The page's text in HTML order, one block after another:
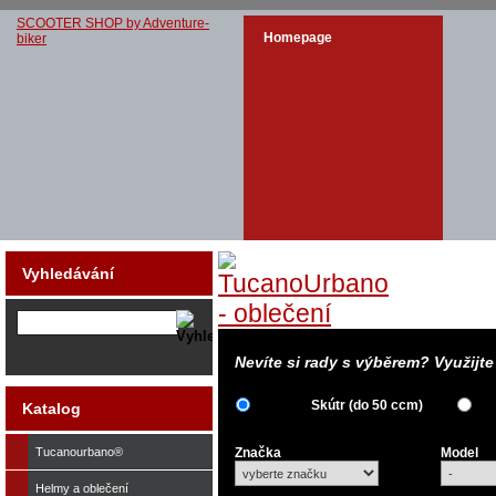
SCOOTER SHOP by Adventure-
biker
Homepage
Nevíte si rady s výběrem?
Skútr (do 50 ccm)
Značka Model
Vyhledávání
Katalog
Tucanourbano®
Helmy a oblečení